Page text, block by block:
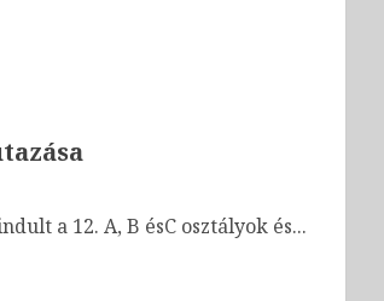
a 12. A, B ésC osztályok és...